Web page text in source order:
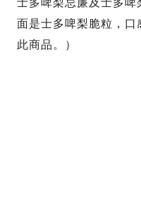
士多啤梨忌廉及士多啤
面是士多啤梨脆粒，
此商品。）